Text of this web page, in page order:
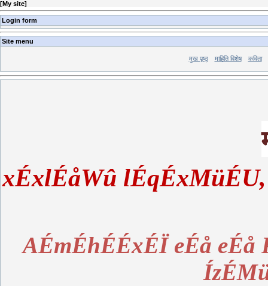
[My site]
Login form
Site menu
मुख पृष्ठ्‍ माहिति विशेष कविता
xÉxlÉåWû lÉqÉxMüÉU,
AÉmÉhÉÉxÉÏ eÉå